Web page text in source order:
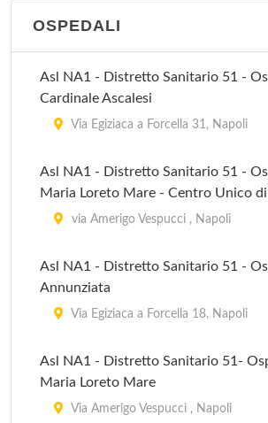
OSPEDALI
Asl NA1 - Distretto Sanitario 51 -
Cardinale Ascalesi
Via Egiziaca a Forcella 31, Napoli
Asl NA1 - Distretto Sanitario 51 -
Maria Loreto Mare - Centro Unico
via Amerigo Vespucci , Napoli
Asl NA1 - Distretto Sanitario 51 -
Annunziata
Via Egiziaca a Forcella 18, Napoli
Asl NA1 - Distretto Sanitario 51-
Maria Loreto Mare
Via Amerigo Vespucci , Napoli